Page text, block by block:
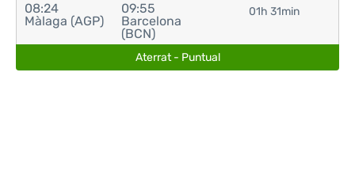
08:24
Màlaga (AGP)
09:55
Barcelona
(BCN)
01h 31min
Aterrat - Puntual